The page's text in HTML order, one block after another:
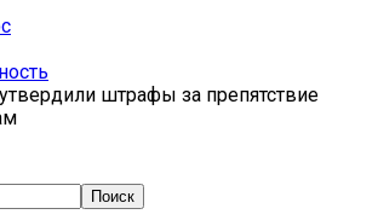
штрафы за препятствие
Поиск